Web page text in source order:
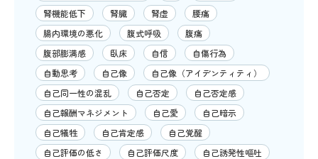
腎機能低下
腎臓 腎虚
腰痛
腸内環境の悪化
腹式呼吸
腹痛
腹部膨満感
臥床 自信
自傷行為
自動思考
自己像
自己像（アイデンティティ）
自己同一性の混乱
自己否定
自己否定感
自己報酬マネジメント
自己愛
自己暗示
自己犠牲
自己肯定感
自己覚醒
自己評価の低さ
自己評価尺度
自己誘発性嘔吐